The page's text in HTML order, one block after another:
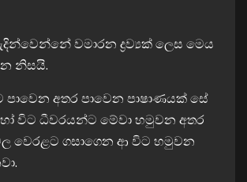
වමාරන ද්‍රව්‍යක් ලෙස මෙය
නිසයි.
අතර පාවෙන පාෂාණයක් සේ
විට ධීවරයන්ට මේවා හමුවන අතර
වෙරළට ගසාගෙන ආ විට හමුවන